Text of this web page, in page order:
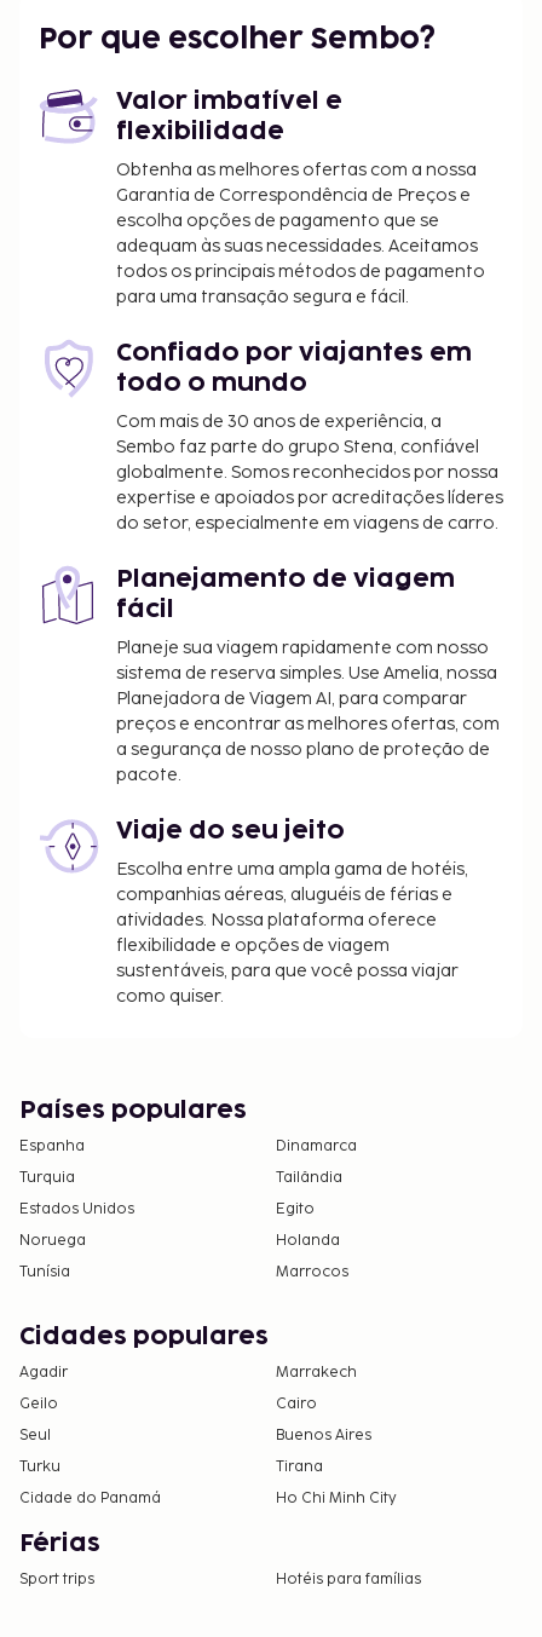
Esta pousada disponibiliza bicicletas grátis e
tirolesa no local. Para recarregar baterias, dirija-se
Aproveite ainda para conviver na receção grátis,
organizada diariamente. Para saciar a sede e
descontrair no final do dia, dirija-se ao bar/lounge
ou ao bar de praia. Comece as suas manhãs da
melhor forma com um pequeno-almoço buffet
grátis, servido diariamente entre as 8:00 e as 10:00.
Os pais ou os tutores legais que viajem com um
menor de 18 anos deverão apresentar a
certidão de nascimento e um documento de
identificação com fotografia do menor (por
exemplo, o passaporte) no check-in. No caso de
viagens internacionais para o Brasil, se apenas
um dos pais viajar com o menor, terá de
apresentar, juntamente com a certidão de
nascimento e o documento de identificação
autorização assinada pelo outro pai e
certificada pelo notário. Se os pais ou o tutor
manifestarem vontade de conceder tal
autorização, será necessária a apresentação de
uma autorização judicial. Os visitantes que
tencionem viajar para o Brasil com crianças
deverão contactar o consulado brasileiro antes
adicionais.
Por que escolher Sembo?
Valor imbatível e
flexibilidade
Obtenha as melhores ofertas com a nossa
Garantia de Correspondência de Preços e
escolha opções de pagamento que se
adequam às suas necessidades. Aceitamos
todos os principais métodos de pagamento
para uma transação segura e fácil.
Confiado por viajantes em
todo o mundo
Com mais de 30 anos de experiência, a
Sembo faz parte do grupo Stena, confiável
globalmente. Somos reconhecidos por nossa
expertise e apoiados por acreditações líderes
do setor, especialmente em viagens de carro.
Planejamento de viagem
fácil
Planeje sua viagem rapidamente com nosso
sistema de reserva simples. Use Amelia, nossa
Planejadora de Viagem AI, para comparar
preços e encontrar as melhores ofertas, com
a segurança de nosso plano de proteção de
pacote.
Viaje do seu jeito
Escolha entre uma ampla gama de hotéis,
companhias aéreas, aluguéis de férias e
atividades. Nossa plataforma oferece
flexibilidade e opções de viagem
sustentáveis, para que você possa viajar
como quiser.
Países populares
Espanha
Dinamarca
Turquia
Tailândia
Estados Unidos
Egito
Noruega
Holanda
Tunísia
Marrocos
Cidades populares
Agadir
Marrakech
Geilo
Cairo
Seul
Buenos Aires
Turku
Tirana
Cidade do Panamá
Ho Chi Minh City
Férias
Sport trips Hotéis para famílias